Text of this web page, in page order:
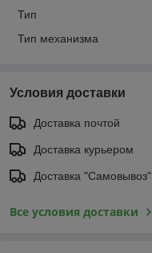
Тип
Тип механизма
Условия доставки
Доставка почтой
Доставка курьером
Доставка "Самовывоз"
Все условия доставки